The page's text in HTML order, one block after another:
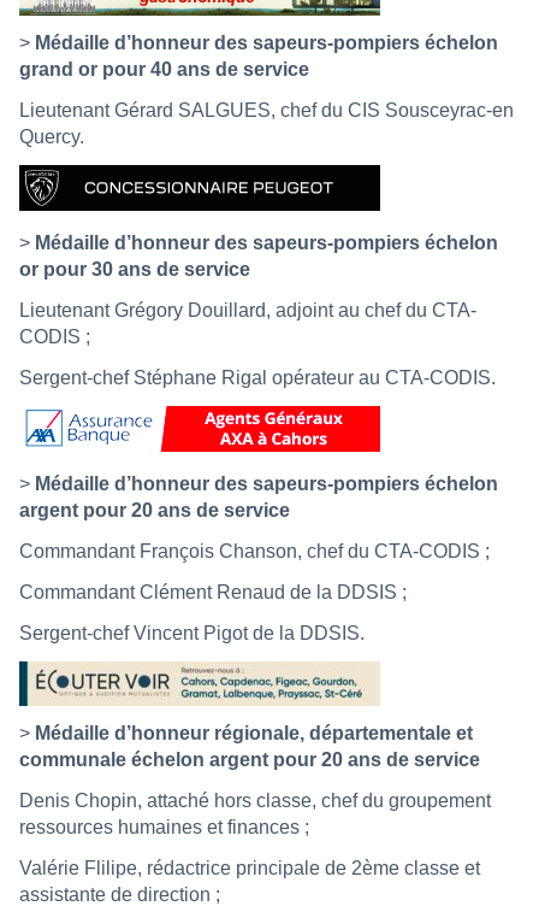
> Médaille d’honneur des sapeurs-pompiers échelon
grand or pour 40 ans de service
Lieutenant Gérard SALGUES, chef du CIS Sousceyrac-en
Quercy.
> Médaille d’honneur des sapeurs-pompiers échelon
or pour 30 ans de service
Lieutenant Grégory Douillard, adjoint au chef du CTA-
CODIS ;
Sergent-chef Stéphane Rigal opérateur au CTA-CODIS.
> Médaille d’honneur des sapeurs-pompiers échelon
argent pour 20 ans de service
Commandant François Chanson, chef du CTA-CODIS ;
Commandant Clément Renaud de la DDSIS ;
Sergent-chef Vincent Pigot de la DDSIS.
> Médaille d’honneur régionale, départementale et
communale échelon argent pour 20 ans de service
Denis Chopin, attaché hors classe, chef du groupement
ressources humaines et finances ;
Valérie Flilipe, rédactrice principale de 2ème classe et
assistante de direction ;